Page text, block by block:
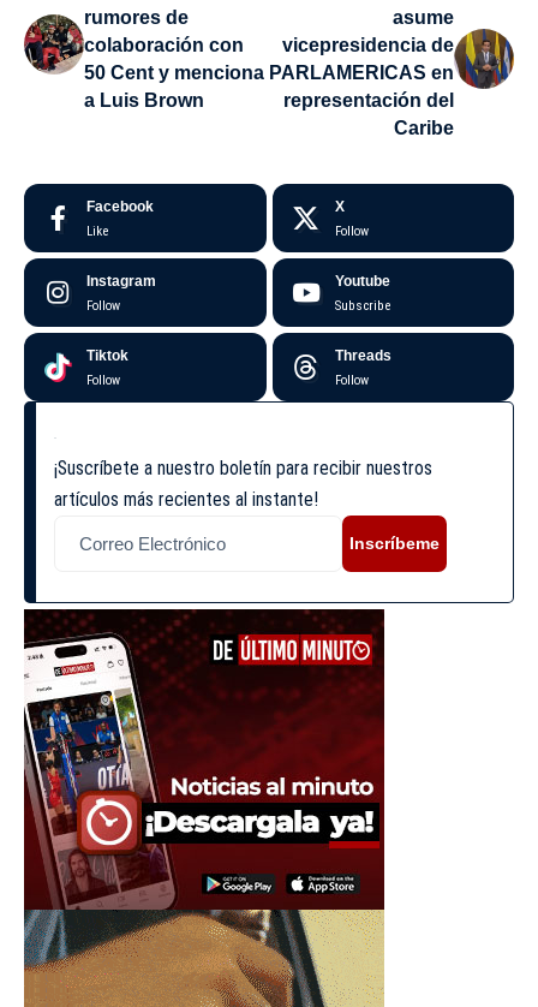
rumores de
colaboración con
50 Cent y menciona
a Luis Brown
asume
vicepresidencia de
PARLAMERICAS en
representación del
Caribe
Facebook
Like
X
Follow
Instagram
Follow
Youtube
Subscribe
Tiktok
Follow
Threads
Follow
¡Suscríbete a nuestro boletín para recibir nuestros
artículos más recientes al instante!
Inscríbeme